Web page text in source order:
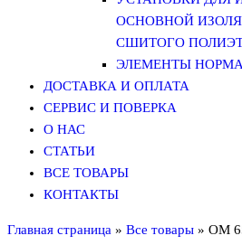
ОСНОВНОЙ
СШИТОГО
ЭЛЕМЕНТЫ
ДОСТАВКА И ОПЛАТА
СЕРВИС И ПОВЕРКА
О НАС
СТАТЬИ
ВСЕ ТОВАРЫ
КОНТАКТЫ
Главная страница » Все товары » OM